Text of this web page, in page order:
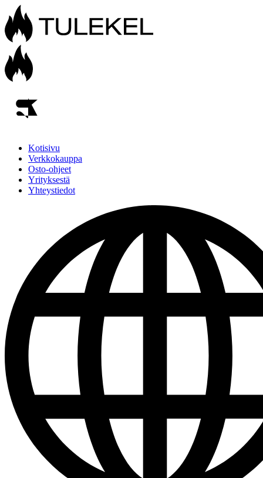
Kotisivu
Verkkokauppa
Osto-ohjeet
Yrityksestä
Yhteystiedot